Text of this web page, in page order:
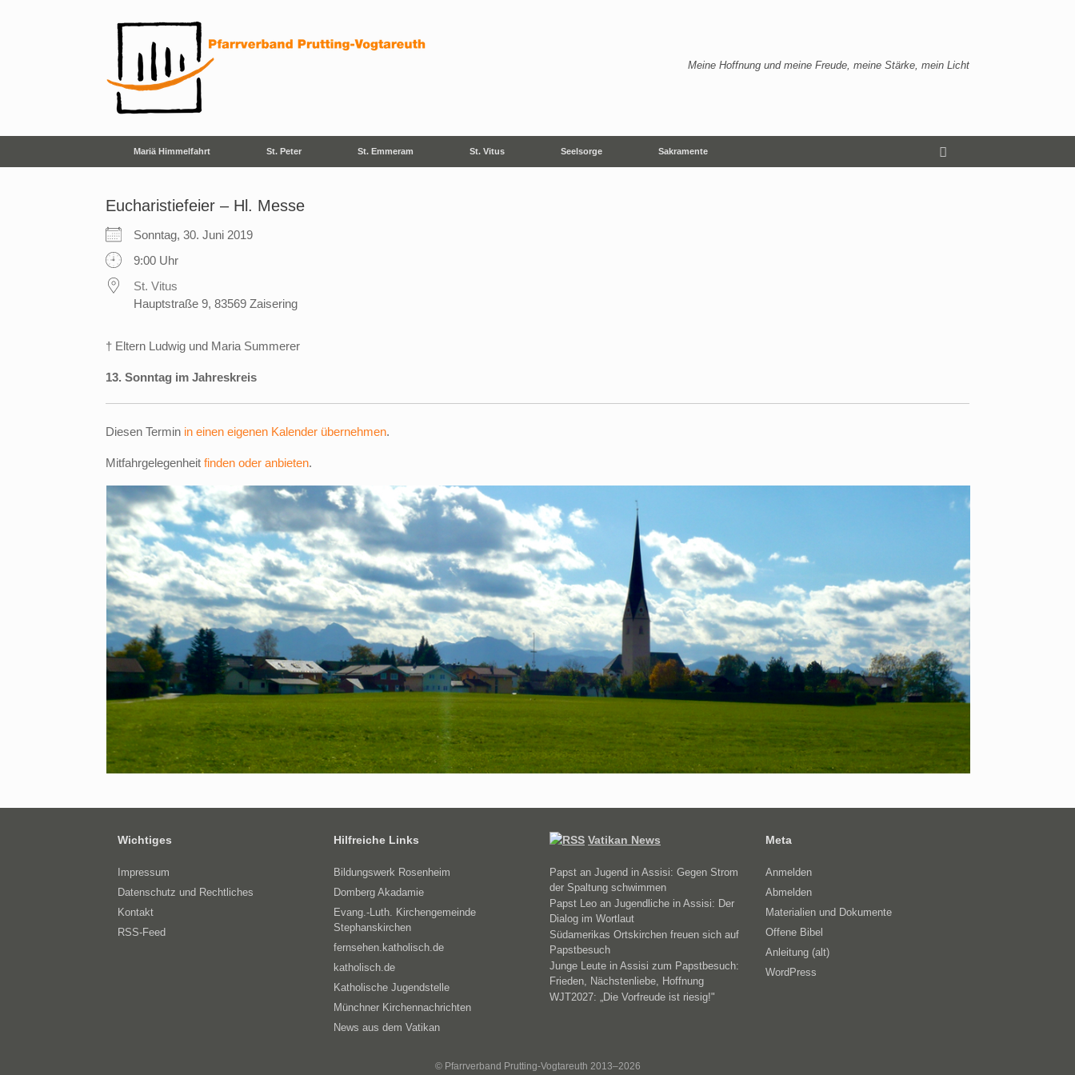
Meine Hoffnung und meine Freude, meine Stärke, mein Licht
Mariä Himmelfahrt St. Peter St. Emmeram St. Vitus Seelsorge Sakramente
Eucharistiefeier – Hl. Messe
Sonntag, 30. Juni 2019
9:00 Uhr
St. Vitus
Hauptstraße 9, 83569 Zaisering
† Eltern Ludwig und Maria Summerer
13. Sonntag im Jahreskreis
Diesen Termin in einen eigenen Kalender übernehmen.
Mitfahrgelegenheit finden oder anbieten.
Wichtiges
Impressum
Datenschutz und Rechtliches
Kontakt
RSS-Feed
Hilfreiche Links
Bildungswerk Rosenheim
Domberg Akadamie
Evang.-Luth. Kirchengemeinde
Stephanskirchen
fernsehen.katholisch.de
katholisch.de
Katholische Jugendstelle
Münchner Kirchennachrichten
News aus dem Vatikan
Vatikan News
Papst an Jugend in Assisi: Gegen Strom
der Spaltung schwimmen
Papst Leo an Jugendliche in Assisi: Der
Dialog im Wortlaut
Südamerikas Ortskirchen freuen sich auf
Papstbesuch
Junge Leute in Assisi zum Papstbesuch:
Frieden, Nächstenliebe, Hoffnung
WJT2027: „Die Vorfreude ist riesig!"
Meta
Anmelden
Abmelden
Materialien und Dokumente
Offene Bibel
Anleitung (alt)
WordPress
© Pfarrverband Prutting-Vogtareuth 2013–2026